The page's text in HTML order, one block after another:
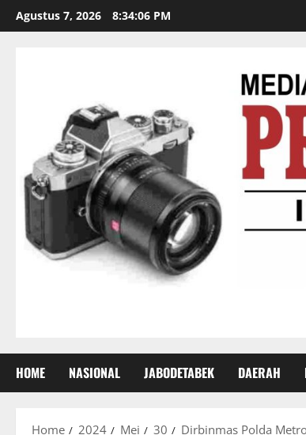
Agustus 7, 2026 8:34:07 PM
HOME NASIONAL JABODETABEK DAERAH
Home 2024 Mei 30 Dirbinmas Polda